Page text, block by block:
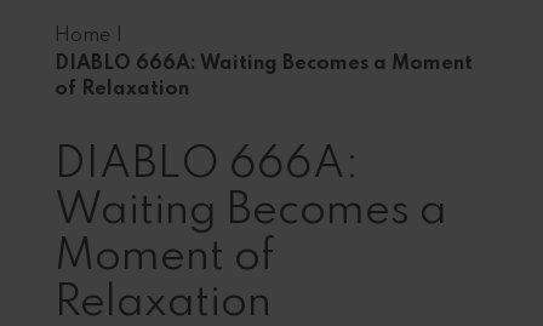
Home
DIABLO 666A: Waiting Becomes a Moment
of Relaxation
DIABLO 666A:
Waiting Becomes a
Moment of
Relaxation